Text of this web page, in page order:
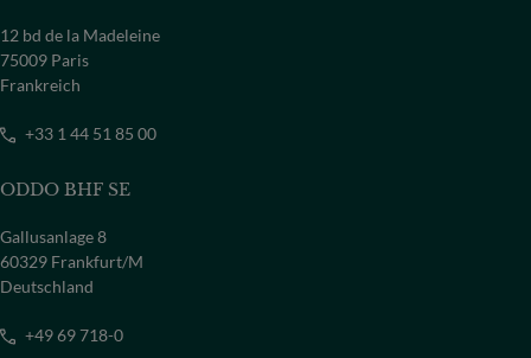
12 bd de la Madeleine
75009 Paris
Frankreich
+33 1 44 51 85 00
ODDO BHF SE
Gallusanlage 8
60329 Frankfurt/M
Deutschland
+49 69 718-0